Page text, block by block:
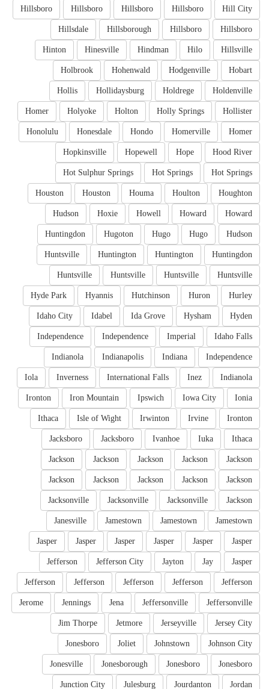
Hill City
Hillsboro
Hillsboro
Hillsboro
Hillsboro
Hillsboro
Hillsboro
Hillsborough
Hillsdale
Hillsville
Hilo
Hindman
Hinesville
Hinton
Hobart
Hodgenville
Hohenwald
Holbrook
Holdenville
Holdrege
Hollidaysburg
Hollis
Hollister
Holly Springs
Holton
Holyoke
Homer
Homer
Homerville
Hondo
Honesdale
Honolulu
Hood River
Hope
Hopewell
Hopkinsville
Hot Springs
Hot Springs
Hot Sulphur Springs
Houghton
Houlton
Houma
Houston
Houston
Howard
Howard
Howell
Hoxie
Hudson
Hudson
Hugo
Hugo
Hugoton
Huntingdon
Huntingdon
Huntington
Huntington
Huntsville
Huntsville
Huntsville
Huntsville
Huntsville
Hurley
Huron
Hutchinson
Hyannis
Hyde Park
Hyden
Hysham
Ida Grove
Idabel
Idaho City
Idaho Falls
Imperial
Independence
Independence
Independence
Indiana
Indianapolis
Indianola
Indianola
Inez
International Falls
Inverness
Iola
Ionia
Iowa City
Ipswich
Iron Mountain
Ironton
Ironton
Irvine
Irwinton
Isle of Wight
Ithaca
Ithaca
Iuka
Ivanhoe
Jacksboro
Jacksboro
Jackson
Jackson
Jackson
Jackson
Jackson
Jackson
Jackson
Jackson
Jackson
Jackson
Jackson
Jacksonville
Jacksonville
Jacksonville
Jamestown
Jamestown
Jamestown
Janesville
Jasper
Jasper
Jasper
Jasper
Jasper
Jasper
Jasper
Jay
Jayton
Jefferson City
Jefferson
Jefferson
Jefferson
Jefferson
Jefferson
Jefferson
Jeffersonville
Jeffersonville
Jena
Jennings
Jerome
Jersey City
Jerseyville
Jetmore
Jim Thorpe
Johnson City
Johnstown
Joliet
Jonesboro
Jonesboro
Jonesboro
Jonesborough
Jonesville
Jordan
Jourdanton
Julesburg
Junction City